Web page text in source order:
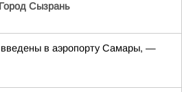
Город Сызрань
в аэропорту Самары, —